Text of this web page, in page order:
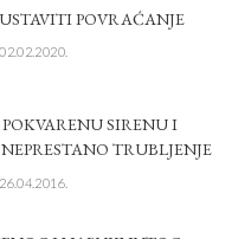
POVRAĆANJE
SIRENU I
TRUBLJENJE